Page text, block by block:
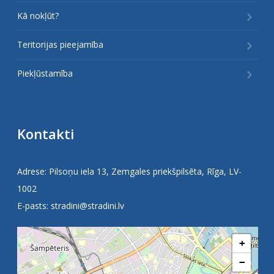
Kā nokļūt?
Teritorijas pieejamība
Piekļūstamība
Kontakti
Adrese: Pilsoņu iela 13, Zemgales priekšpilsēta, Rīga, LV-
1002
E-pasts: stradini@stradini.lv
+
−